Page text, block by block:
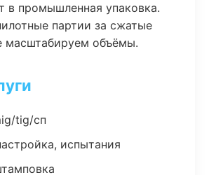
в промышленная упаковка.
партии за сжатые
масштабируем объёмы.
tig/сп
испытания